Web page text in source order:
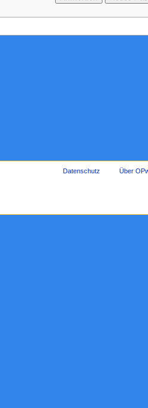
Datenschutz Über